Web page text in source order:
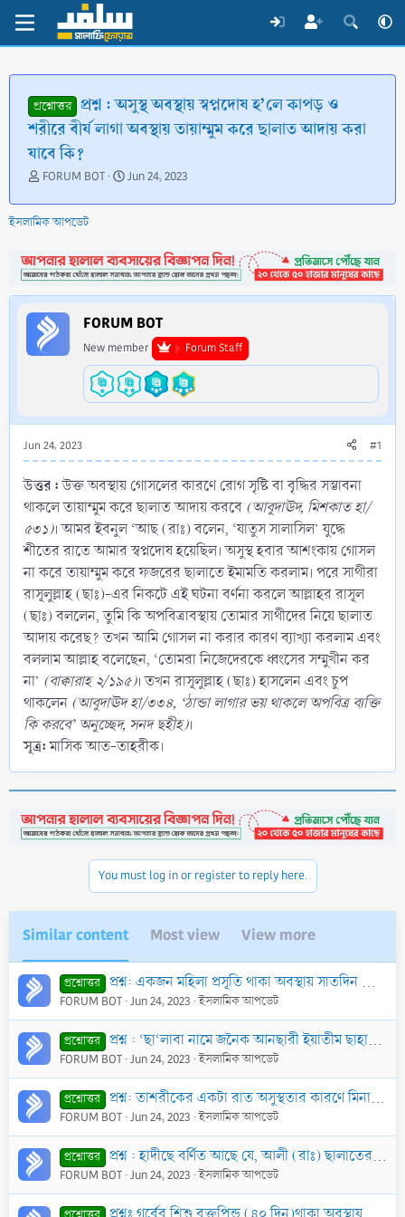
প্রশ্নোত্তর প্রশ্ন : অসুস্থ অবস্থায় স্বপ্নদোষ হ’লে কাপড় ও
শরীরে বীর্য লাগা অবস্থায় তায়াম্মুম করে ছালাত আদায় করা
যাবে কি?
T
r
e
d
s
t
a
r
t
FORUM BOT
S
a
d
a
t
e
Jun 24, 2023
ইসলামিক আপডেট
FORUM BOT
New member Forum Staff
Jun 24, 2023 #1
উত্তর :উক্ত অবস্থায় গোসলের কারণে রোগ সৃষ্টি বা বৃদ্ধির সম্ভাবনা
থাকলে তায়াম্মুম করে ছালাত আদায় করবে (আবুদাঊদ, মিশকাত হা/
৫৩১)। আমর ইবনুল ‘আছ (রাঃ) বলেন, ‘যাতুস সালাসিল’ যুদ্ধে
শীতের রাতে আমার স্বপ্নদোষ হয়েছিল। অসুস্থ হবার আশংকায় গোসল
না করে তায়াম্মুম করে ফজরের ছালাতে ইমামতি করলাম। পরে সাথীরা
রাসূলুল্লাহ (ছাঃ)-এর নিকটে এই ঘটনা বর্ণনা করলে আল্লাহর রাসূল
(ছাঃ) বললেন, তুমি কি অপবিত্রাবস্থায় তোমার সাথীদের নিয়ে ছালাত
আদায় করেছ? তখন আমি গোসল না করার কারণ ব্যাখ্যা করলাম এবং
বললাম আল্লাহ বলেছেন, ‘তোমরা নিজেদেরকে ধ্বংসের সম্মুখীন কর
না’ (বাক্বারাহ ২/১৯৫)। তখন রাসূলুল্লাহ (ছাঃ) হাসলেন এবং চুপ
থাকলেন (আবুদাঊদ হা/৩৩৪, ‘ঠান্ডা লাগার ভয় থাকলে অপবিত্র ব্যক্তি
কি করবে’ অনুচ্ছেদ, সনদ ছহীহ)।
সূত্র:মাসিক আত-তাহরীক।
You must log in or register to reply here.
Similar content Most view View more
প্রশ্নোত্তর প্রশ্ন: একজন মহিলা প্রসূতি থাকা অবস্থায় সাতদিন রোযা ভেঙ্গেছে এবং স্তন্যদানকারিণী থাকা অবস্থায় পরবর্তী রমযানের সাতদিন অতিবাহিত হয়ে গেছে-তথাপিও অসুস্থতা
FORUM BOT Jun 24, 2023 ইসলামিক আপডেট
প্রশ্নোত্তর প্রশ্ন : ‘ছা‘লাবা নামে জনৈক আনছারী ইয়াতীম ছাহাবী জনৈক নারীকে বস্ত্রবিহীন ও গোসলরত অবস্থায় দেখে আল্লাহর ভয়ে কাঁদতে কাঁদতে একপর্যায়ে অসুস্থ হয়ে মৃত্যুবর
FORUM BOT Jun 24, 2023 ইসলামিক আপডেট
প্রশ্নোত্তর প্রশ্ন: তাশরীকের একটা রাত অসুস্থতার কারণে মিনায় অবস্থান করা হয়নি। তাঁর জন্য কি দম দিতে হবে?
FORUM BOT Jun 24, 2023 ইসলামিক আপডেট
প্রশ্নোত্তর প্রশ্ন : হাদীছে বর্ণিত আছে যে, আলী (রাঃ) ছালাতের রুকূ অবস্থায় তার হাতের আংটিটি ছাদাক্বা করলে সূরা মায়েদার একটি আয়াত নাযিল হয়। বর্ণনাটির সত্যতা জানতে চ
FORUM BOT Jun 24, 2023 ইসলামিক আপডেট